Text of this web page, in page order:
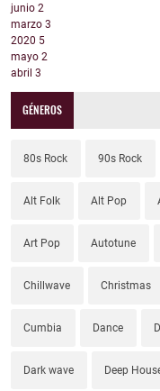
junio 2
marzo 3
2020 5
mayo 2
abril 3
GÉNEROS
80s Rock 90s Rock
Alt Folk Alt Pop
Art Pop Autotune
Chillwave Christmas
Cumbia Dance
Dark wave Deep